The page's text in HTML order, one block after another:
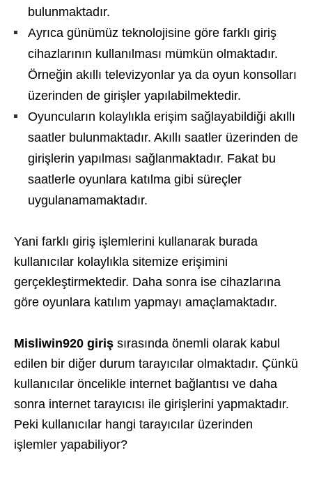
bulunmaktadır.
Ayrıca günümüz teknolojisine göre farklı giriş
cihazlarının kullanılması mümkün olmaktadır.
Örneğin akıllı televizyonlar ya da oyun konsolları
üzerinden de girişler yapılabilmektedir.
Oyuncuların kolaylıkla erişim sağlayabildiği akıllı
saatler bulunmaktadır. Akıllı saatler üzerinden de
girişlerin yapılması sağlanmaktadır. Fakat bu
saatlerle oyunlara katılma gibi süreçler
uygulanamamaktadır.
Yani farklı giriş işlemlerini kullanarak burada
kullanıcılar kolaylıkla sitemize erişimini
gerçekleştirmektedir. Daha sonra ise cihazlarına
göre oyunlara katılım yapmayı amaçlamaktadır.
Misliwin920 giriş sırasında önemli olarak kabul
edilen bir diğer durum tarayıcılar olmaktadır. Çünkü
kullanıcılar öncelikle internet bağlantısı ve daha
sonra internet tarayıcısı ile girişlerini yapmaktadır.
Peki kullanıcılar hangi tarayıcılar üzerinden
işlemler yapabiliyor?